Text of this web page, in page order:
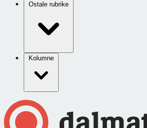
Ostale rubrike
Kolumne